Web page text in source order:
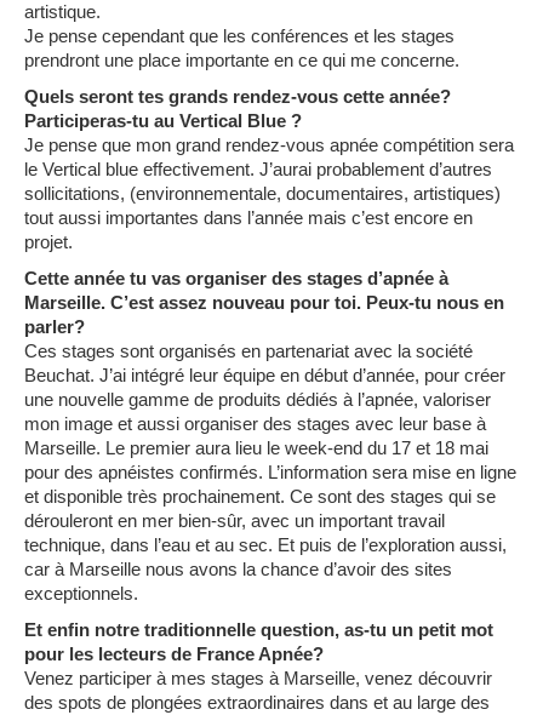
artistique.
Je pense cependant que les conférences et les stages
prendront une place importante en ce qui me concerne.
Quels seront tes grands rendez-vous cette année?
Participeras-tu au Vertical Blue ?
Je pense que mon grand rendez-vous apnée compétition sera
le Vertical blue effectivement. J’aurai probablement d’autres
sollicitations, (environnementale, documentaires, artistiques)
tout aussi importantes dans l’année mais c’est encore en
projet.
Cette année tu vas organiser des stages d’apnée à
Marseille. C’est assez nouveau pour toi. Peux-tu nous en
parler?
Ces stages sont organisés en partenariat avec la société
Beuchat. J’ai intégré leur équipe en début d’année, pour créer
une nouvelle gamme de produits dédiés à l’apnée, valoriser
mon image et aussi organiser des stages avec leur base à
Marseille. Le premier aura lieu le week-end du 17 et 18 mai
pour des apnéistes confirmés. L’information sera mise en ligne
et disponible très prochainement. Ce sont des stages qui se
dérouleront en mer bien-sûr, avec un important travail
technique, dans l’eau et au sec. Et puis de l’exploration aussi,
car à Marseille nous avons la chance d’avoir des sites
exceptionnels.
Et enfin notre traditionnelle question, as-tu un petit mot
pour les lecteurs de France Apnée?
Venez participer à mes stages à Marseille, venez découvrir
des spots de plongées extraordinaires dans et au large des